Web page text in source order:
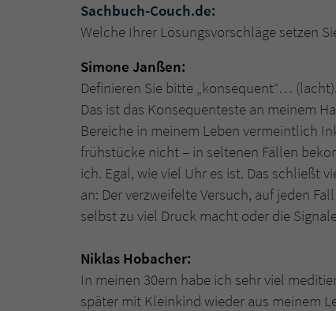
Sachbuch-Couch.de:
Welche Ihrer Lösungsvorschläge setzen
Simone Janßen:
Definieren Sie bitte „konsequent“…
Das ist das Konsequenteste an meinem
Bereiche in meinem Leben vermeintlich
frühstücke nicht – in seltenen Fällen
ich. Egal, wie viel Uhr es ist. Das schließt
an: Der verzweifelte Versuch, auf jeden
selbst zu viel Druck macht oder die
Niklas Hobacher:
In meinen 30ern habe ich sehr viel
später mit Kleinkind wieder aus meinem